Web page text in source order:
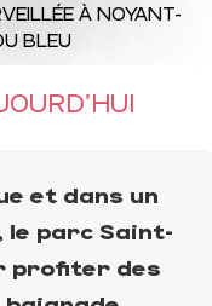
À NOYANT-
BLEU
et dans un
le parc Saint-
profiter des